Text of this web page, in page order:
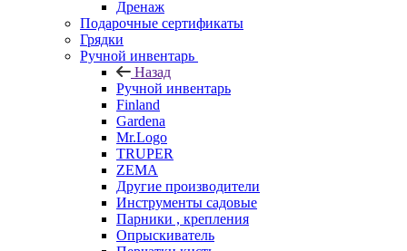
Дренаж
Подарочные сертификаты
Грядки
Ручной инвентарь
Назад
Ручной инвентарь
Finland
Gardena
Mr.Logo
TRUPER
ZEMA
Другие производители
Инструменты садовые
Парники , крепления
Опрыскиватель